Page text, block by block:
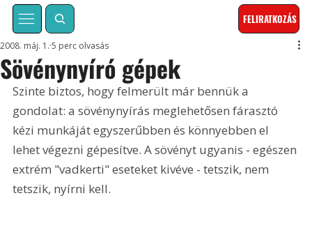
FELIRATKOZÁS
Sövénynyíró gépek
2008. máj. 1. 5 perc olvasás
Szinte biztos, hogy felmerült már bennük a
gondolat: a sövénynyírás meglehetősen fárasztó
kézi munkáját egyszerűbben és könnyebben el
lehet végezni gépesítve. A sövényt ugyanis - egészen
extrém "vadkerti" eseteket kivéve - tetszik, nem
tetszik, nyírni kell.